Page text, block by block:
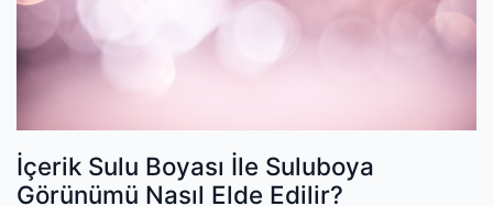
İçerik Sulu Boyası İle Suluboya
Görünümü Nasıl Elde Edilir?